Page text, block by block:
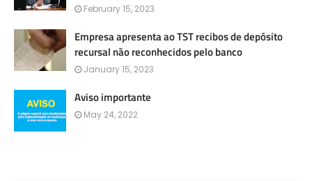
February 15, 2023
Empresa apresenta ao TST recibos de depósito
recursal não reconhecidos pelo banco
January 15, 2023
Aviso importante
May 24, 2022